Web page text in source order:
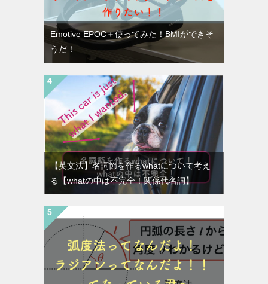
Emotive EPOC＋使ってみた！BMIができそ
うだ！
【英文法】名詞節を作るwhatについて考え
る【whatの中は不完全！関係代名詞】